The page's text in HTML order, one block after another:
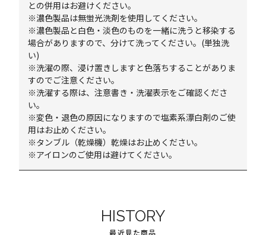
との併用はお避けください。
※濃色製品は無蛍光洗剤を使用してください。
※濃色製品と白色・淡色のものを一緒に洗うと移染する
場合がありますので、分けて洗ってください。(単独洗
い)
※洗濯の際、浸け置きしますと色落ちすることがありま
すのでご注意ください。
※洗濯する際は、注意書き・洗濯表示をご確認くださ
い。
※変色・退色の原因になりますので塩素系漂白剤のご使
用はお止めください。
※タンブル（乾燥機）乾燥はお止めください。
※アイロンのご使用は避けてください。
HISTORY
最近見た商品